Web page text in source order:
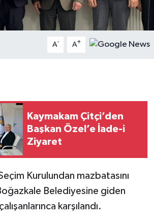
A- A+
Kaymakam Çitçi’den
Başkan Özel’e İade-i
Ziyaret
Kurulundan mazbatasını
Belediyesine giden
karşılandı.